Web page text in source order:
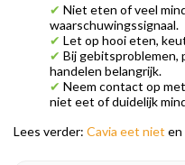
✔ Niet eten of veel
waarschuwingssignaal.
✔ Let op hooi eten,
✔ Bij gebitsproblemen,
handelen belangrijk.
✔ Neem contact op
niet eet of duidelijk
Lees verder: Cavia eet niet en